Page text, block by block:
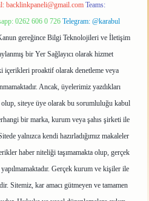
backlinkpaneli@gmail.com Teams:
0262 606 0 726 Telegram: @karabul
gereğince Bilgi Teknolojileri ve İletişim
bir Yer Sağlayıcı olarak hizmet
içerikleri proaktif olarak denetleme veya
Ancak, üyelerimiz yazdıkları
siteye üye olarak bu sorumluluğu kabul
bir marka, kurum veya şahıs şirketi ile
yalnızca kendi hazırladığımız makaleler
haber niteliği taşımamakta olup, gerçek
Gerçek kurum ve kişiler ile
Sitemiz, kar amacı gütmeyen ve tamamen